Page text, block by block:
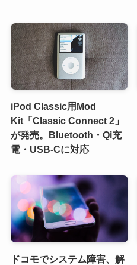
iPod Classic用Mod
Kit「Classic Connect 2」
が発売。Bluetooth・Qi充
電・USB-Cに対応
ドコモでシステム障害、解